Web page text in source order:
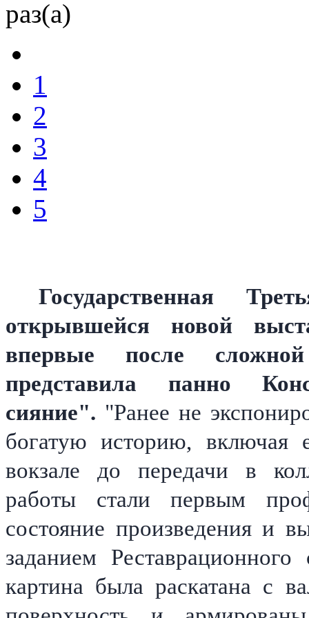
раз(а)
1
2
3
4
5
Государственная
открывшейся новой
впервые после
представила панно
сияние". "Ранее не
богатую историю, включая
вокзале до передачи в
работы стали первым
состояние произведения и
заданием
картина была раскатана с